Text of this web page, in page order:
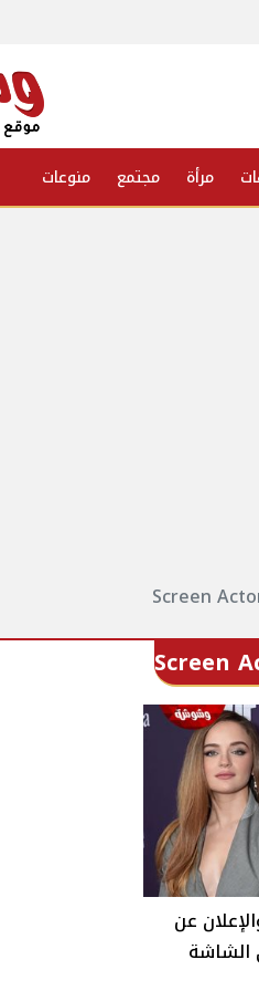
مرأة مجتمع منوعات
Screen
Screen
عن
الشاشة